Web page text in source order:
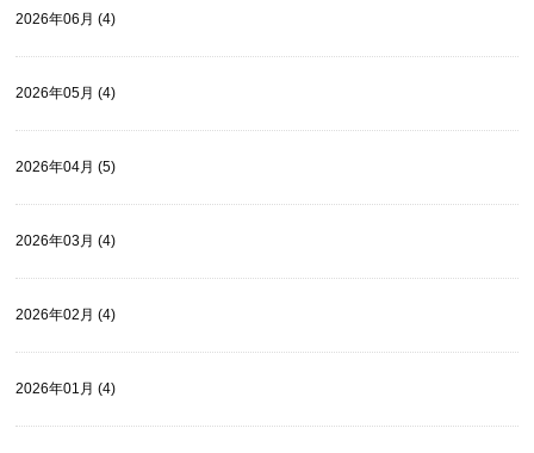
2026年06月 (4)
2026年05月 (4)
2026年04月 (5)
2026年03月 (4)
2026年02月 (4)
2026年01月 (4)